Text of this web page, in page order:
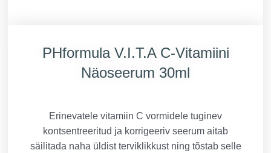
PHformula V.I.T.A C-Vitamiini
Näoseerum 30ml
Erinevatele vitamiin C vormidele tuginev
kontsentreeritud ja korrigeeriv seerum aitab
säilitada naha üldist terviklikkust ning tõstab selle